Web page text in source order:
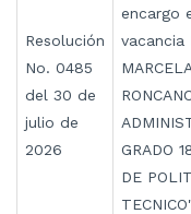
Resolución
No. 0485
del 30 de
julio de
2026
encargo
vacancia
GRADO
DE